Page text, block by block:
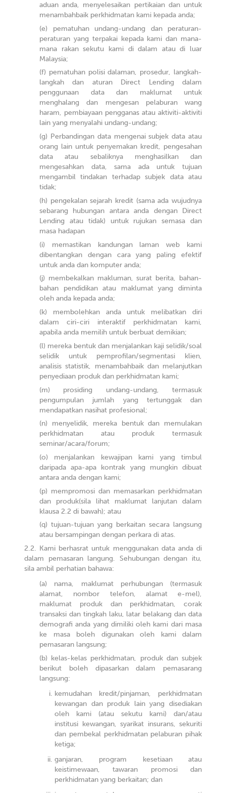
aduan anda, menyelesaikan pertikaian dan untuk
menambahbaik perkhidmatan kami kepada anda;
pematuhan undang-undang dan peraturan-
peraturan yang terpakai kepada kami dan mana-
mana rakan sekutu kami di dalam atau di luar
Malaysia;
pematuhan polisi dalaman, prosedur, langkah-
langkah dan aturan Direct Lending dalam
penggunaan data dan maklumat untuk
menghalang dan mengesan pelaburan wang
haram, pembiayaan pengganas atau aktiviti-aktiviti
lain yang menyalahi undang-undang;
Perbandingan data mengenai subjek data atau
orang lain untuk penyemakan kredit, pengesahan
data atau sebaliknya menghasilkan dan
mengesahkan data, sama ada untuk tujuan
mengambil tindakan terhadap subjek data atau
tidak;
pengekalan sejarah kredit (sama ada wujudnya
sebarang hubungan antara anda dengan Direct
Lending atau tidak) untuk rujukan semasa dan
masa hadapan
memastikan kandungan laman web kami
dibentangkan dengan cara yang paling efektif
untuk anda dan komputer anda;
membekalkan makluman, surat berita, bahan-
bahan pendidikan atau maklumat yang diminta
oleh anda kepada anda;
membolehkan anda untuk melibatkan diri
dalam ciri-ciri interaktif perkhidmatan kami,
apabila anda memilih untuk berbuat demikian;
mereka bentuk dan menjalankan kaji selidik/soal
selidik untuk pemprofilan/segmentasi klien,
analisis statistik, menambahbaik dan melanjutkan
penyediaan produk dan perkhidmatan kami;
prosiding undang-undang, termasuk
pengumpulan jumlah yang tertunggak dan
mendapatkan nasihat profesional;
menyelidik, mereka bentuk dan memulakan
perkhidmatan atau produk termasuk
seminar/acara/forum;
menjalankan kewajipan kami yang timbul
daripada apa-apa kontrak yang mungkin dibuat
antara anda dengan kami;
mempromosi dan memasarkan perkhidmatan
dan produk(sila lihat maklumat lanjutan dalam
klausa 2.2 di bawah); atau
tujuan-tujuan yang berkaitan secara langsung
atau bersampingan dengan perkara di atas.
Kami berhasrat untuk menggunakan data anda di
dalam pemasaran langung. Sehubungan dengan itu,
sila ambil perhatian bahawa:
nama, maklumat perhubungan (termasuk
alamat, nombor telefon, alamat e-mel),
maklumat produk dan perkhidmatan, corak
transaksi dan tingkah laku, latar belakang dan data
demografi anda yang dimiliki oleh kami dari masa
ke masa boleh digunakan oleh kami dalam
pemasaran langsung;
kelas-kelas perkhidmatan, produk dan subjek
berikut boleh dipasarkan dalam pemasarang
langsung:
kemudahan kredit/pinjaman, perkhidmatan
kewangan dan produk lain yang disediakan
oleh kami (atau sekutu kami) dan/atau
institusi kewangan, syarikat insurans, sekuriti
dan pembekal perkhidmatan pelaburan pihak
ketiga;
ganjaran, program kesetiaan atau
keistimewaan, tawaran promosi dan
perkhidmatan yang berkaitan; dan